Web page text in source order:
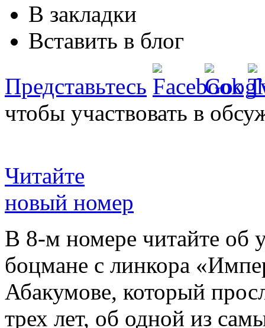
В закладки
Вставить в блог
Представьтесь
чтобы участвовать в
Читайте
новый номер
В 8-м номере читайте об
боцмане с линкора
Абакумове, который
трех лет, об одной из